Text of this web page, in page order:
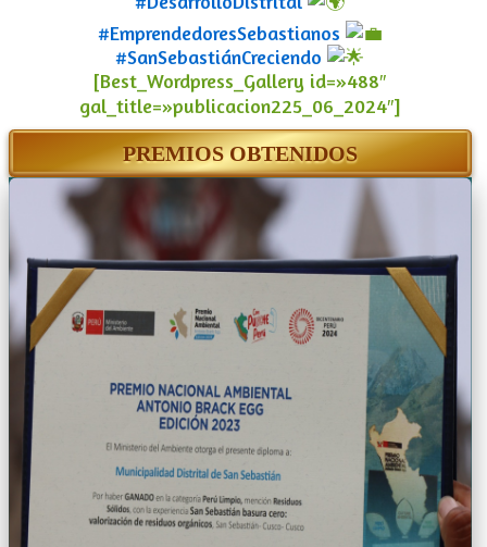
#EmprendedoresSebastianos
#SanSebastiánCreciendo
[Best_Wordpress_Gallery id=»488″
gal_title=»publicacion225_06_2024″]
PREMIOS OBTENIDOS